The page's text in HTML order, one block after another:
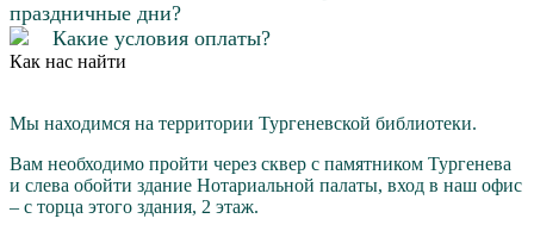
праздничные дни?
Какие условия оплаты?
Как нас найти
Мы находимся на территории Тургеневской библиотеки.
Вам необходимо пройти через cквер с памятником Тургенева
и слева обойти здание Нотариальной палаты, вход в наш офис
– с торца этого здания, 2 этаж.